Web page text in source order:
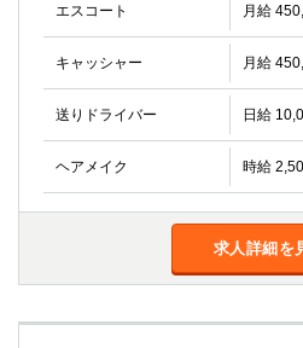
エスコート 月給
キャッシャー 月給
送りドライバー 日給
ヘアメイク 時給
求人詳細を